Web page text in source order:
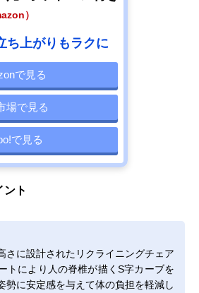
）
ち上がりもラクに
で見る
場で見る
で見る
ント
さに設計されたリクライニングチェア
トにより人の脊椎が描くS字カーブを
勢に安定感を与えて体の負担を軽減し